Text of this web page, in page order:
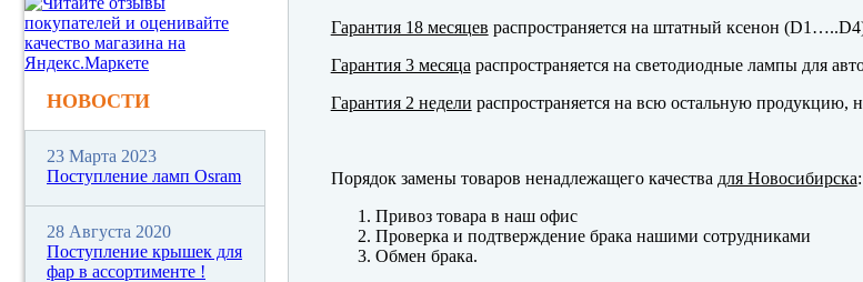
Гарантия 18 месяцев распространяется на штатный ксенон
Гарантия 3 месяца распространяется на светодиодные лампы для
Гарантия 2 недели распространяется на всю остальную продукцию,
Порядок замены товаров ненадлежащего качества для Новосибирска:
Привоз товара в наш офис
Проверка и подтверждение брака нашими сотрудниками
Обмен брака.
НОВОСТИ
23 Марта 2023
Поступление ламп Osram
28 Августа 2020
Поступление крышек для
фар в ассортименте !